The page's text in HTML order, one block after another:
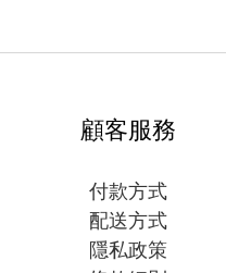
顧客服務
付款方式
配送方式
隱私政策